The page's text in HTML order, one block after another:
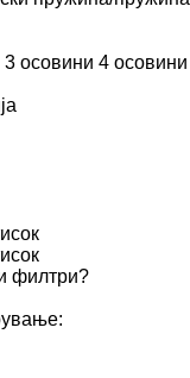
3 осовини 4 осовини
филтри?